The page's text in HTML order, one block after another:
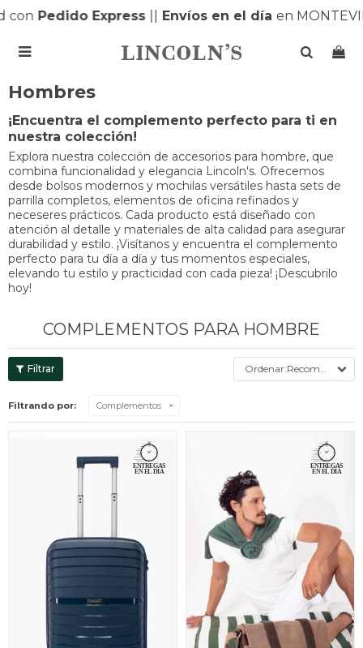
Pedido Express||Envíos en el díaen

Hombres
¡Encuentra el complemento perfecto para ti en
nuestra colección!
Explora nuestra colección de accesorios para hombre, que
combina funcionalidad y elegancia Lincoln's. Ofrecemos
desde bolsos modernos y mochilas versátiles hasta sets de
parrilla completos, elementos de oficina refinados y
neceseres prácticos. Cada producto está diseñado con
atención al detalle y materiales de alta calidad para asegurar
durabilidad y estilo. ¡Visítanos y encuentra el complemento
perfecto para tu día a día y tus momentos especiales,
elevando tu estilo y practicidad con cada pieza! ¡Descubrilo
hoy!
COMPLEMENTOS PARA HOMBRE
Recomendados
Filtrando por: Complementos